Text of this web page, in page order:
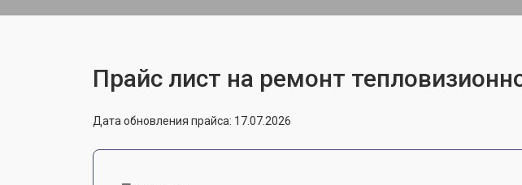
Прайс лист на ремонт
Дата обновления прайса: 17.07.2026